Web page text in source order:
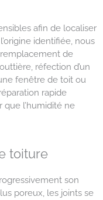
afin de localiser
identifiée, nous
remplacement de
réfection d’un
fenêtre de toit ou
rapide
que l’humidité ne
toiture
son
poreux, les joints se